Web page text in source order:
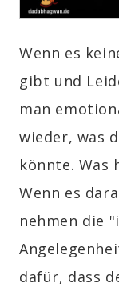
Wenn es
gibt und
man
wieder, was
könnte. Was
Wenn es
nehmen die
dafür, dass